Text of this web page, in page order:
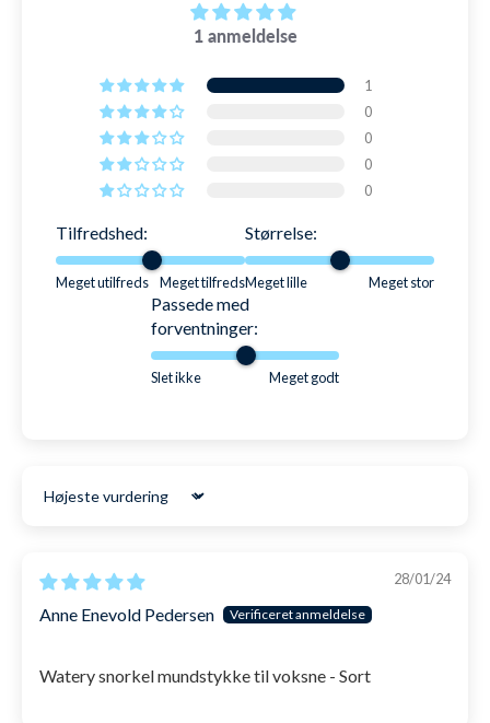
1 anmeldelse
1
0
0
0
0
Tilfredshed:
Meget utilfreds Meget tilfreds
Størrelse:
Meget lille Meget stor
Passede med
forventninger:
Slet ikke Meget godt
Sort by
28/01/24
Anne Enevold Pedersen
Watery snorkel mundstykke til voksne - Sort